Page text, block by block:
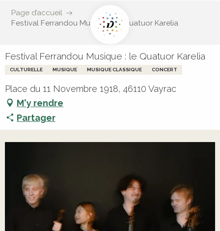
Page d’accueil
Festival Ferrandou Musique : le Quatuor Karelia
Festival Ferrandou Musique : le Quatuor Karelia
CULTURELLE MUSIQUE MUSIQUE CLASSIQUE CONCERT
Place du 11 Novembre 1918, 46110 Vayrac
M'y rendre
Partager